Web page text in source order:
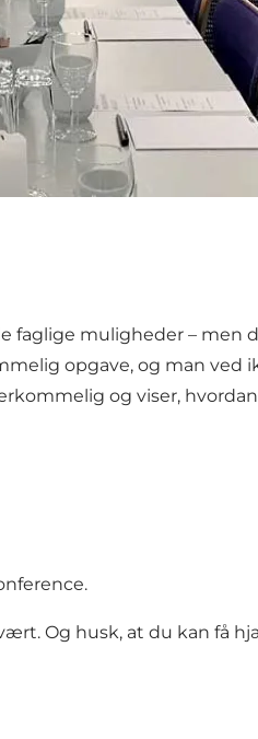
muligheder – men
opgave, og man ved
og viser,
Og husk, at du kan få